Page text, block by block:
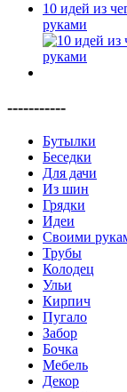
10 идей из
руками
-----------
Бутылки
Беседки
Для дачи
Из шин
Грядки
Идеи
Своими
Трубы
Колодец
Ульи
Кирпич
Пугало
Забор
Бочка
Мебель
Декор